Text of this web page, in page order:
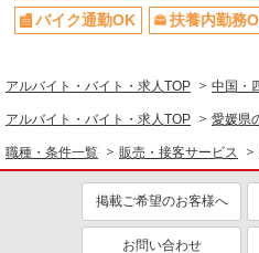
バイク通勤OK
扶養内勤務
アルバイト・バイト・求人TOP 中国・
アルバイト・バイト・求人TOP 愛媛県
職種・条件一覧 販売・接客サービス
掲載ご希望のお客様へ
お問い合わせ